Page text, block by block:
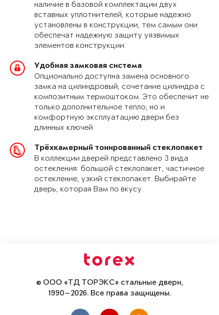
наличие в базовой комплектации двух
вставных уплотнителей, которые надежно
установлены в конструкции, тем самым они
обеспечат надежную защиту уязвимых
элементов конструкции.
Удобная замковая система
Опционально доступна замена основного
замка на цилиндровый, сочетание цилиндра с
композитным термоштоком. Это обеспечит не
только дополнительное тепло, но и
комфортную эксплуатацию двери без
длинных ключей.
Трёхкамерный тонированный стеклопакет
В коллекции дверей представлено 3 вида
остекления: большой стеклопакет, частичное
остекление, узкий стеклопакет. Выбирайте
дверь, которая Вам по вкусу.
© ООО «ТД ТОРЭКС» стальные двери,
1990—2026. Все права защищены.